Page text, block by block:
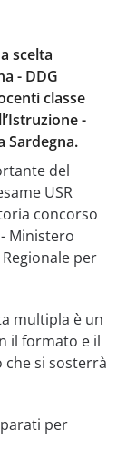
scelta
- DDG
classe
-
Sardegna.
del
USR
concorso
Ministero
per
multipla è un
il formato e il
si sosterrà
per